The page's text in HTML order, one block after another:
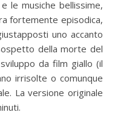
le musiche bellissime,
fortemente episodica,
uno accanto
della morte del
da film giallo (il
irrisolte o comunque
La versione originale